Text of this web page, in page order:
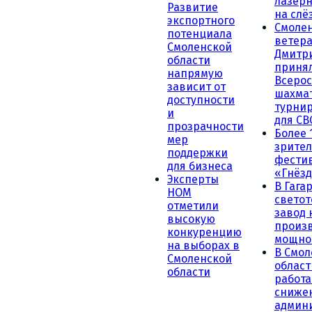
Развитие
экспортного
потенциала
Смоленской
области
напрямую
зависит от
доступности
и
прозрачности
мер
поддержки
для бизнеса
Эксперты
НОМ
отметили
высокую
конкуренцию
на выборах в
Смоленской
области
на
для
Более
В
завод
В